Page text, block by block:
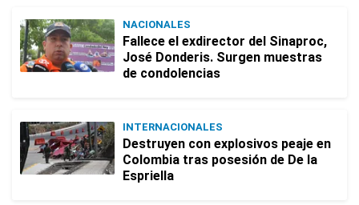
NACIONALES
Fallece el exdirector del Sinaproc,
José Donderis. Surgen muestras
de condolencias
INTERNACIONALES
Destruyen con explosivos peaje en
Colombia tras posesión de De la
Espriella